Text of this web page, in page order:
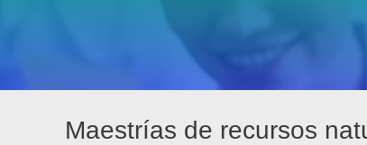
Maestrías de recursos